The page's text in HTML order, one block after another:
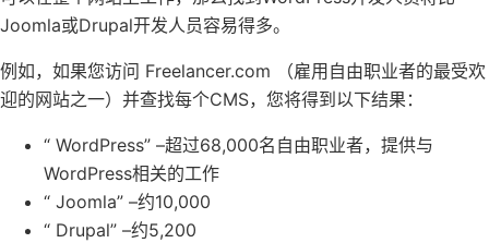
Joomla或Drupal开发人员容易得多。
例如，如果您访问 Freelancer.com （雇用自由职业者的最受欢
迎的网站之一）并查找每个CMS，您将得到以下结果：
“ WordPress” –超过68,000名自由职业者，提供与
WordPress相关的工作
“ Joomla” –约10,000
“ Drupal” –约5,200